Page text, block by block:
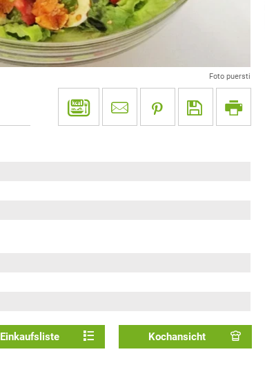
Foto puersti
Einkaufsliste Kochansicht